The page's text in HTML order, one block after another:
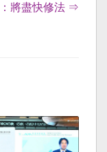
將盡快修法 ⇒